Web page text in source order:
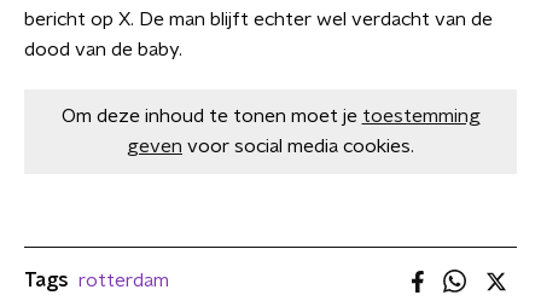
bericht op X. De man blijft echter wel verdacht van de
dood van de baby.
Om deze inhoud te tonen moet je toestemming
geven voor social media cookies.
Tags rotterdam